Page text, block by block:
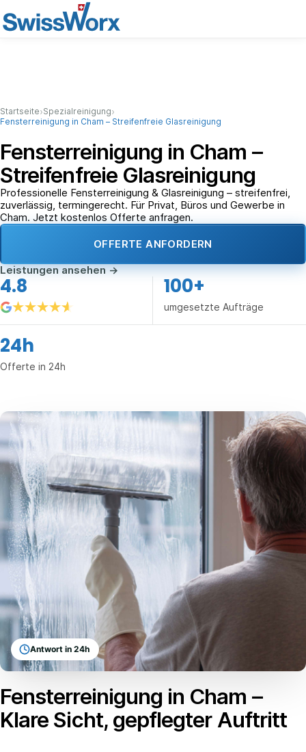
Startseite›Spezialreinigung›
Fensterreinigung in Cham – Streifenfreie Glasreinigung
Fensterreinigung in Cham –
Streifenfreie Glasreinigung
Professionelle Fensterreinigung & Glasreinigung – streifenfrei,
zuverlässig, termingerecht. Für Privat, Büros und Gewerbe in
Cham. Jetzt kostenlos Offerte anfragen.
OFFERTE ANFORDERN
Leistungen ansehen→
4.8 100+
umgesetzte Aufträge
24h
Offerte in 24h
Antwort in 24h
Fensterreinigung in Cham –
Klare Sicht, gepflegter Auftritt